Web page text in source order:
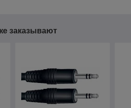
заказывают